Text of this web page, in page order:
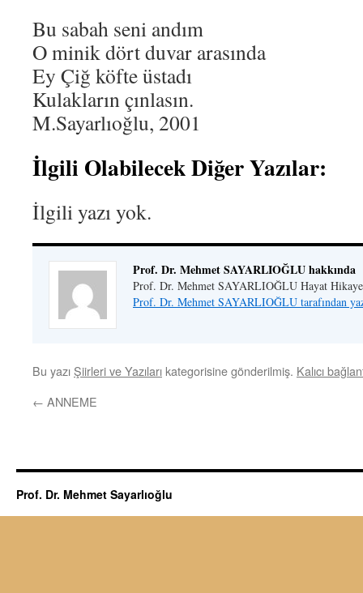
Bu sabah seni andım
O minik dört duvar arasında
Ey Çiğ köfte üstadı
Kulakların çınlasın.
M.Sayarlıoğlu, 2001
İlgili Olabilecek Diğer Yazılar:
İlgili yazı yok.
Prof. Dr. Mehmet SAYARLIOĞLU hakkında
Prof. Dr. Mehmet SAYARLIOĞLU Hayat
Prof. Dr. Mehmet SAYARLIOĞLU tarafından
Bu yazı Şiirleri ve Yazıları kategorisine gönderilmiş. Kalıcı
← ANNEME
Prof. Dr. Mehmet Sayarlıoğlu